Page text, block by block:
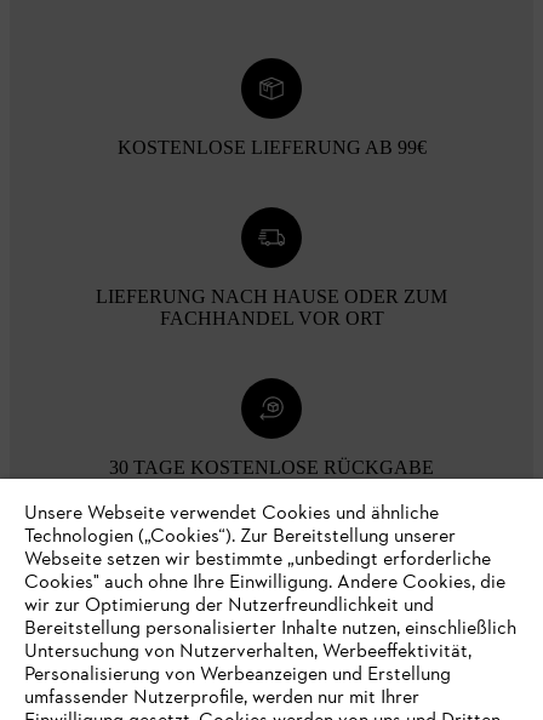
KOSTENLOSE LIEFERUNG AB 99€
LIEFERUNG NACH HAUSE ODER ZUM
FACHHANDEL VOR ORT
30 TAGE KOSTENLOSE RÜCKGABE
Zahlungsmöglichkeiten
Unsere Webseite verwendet Cookies und ähnliche
Technologien („Cookies“). Zur Bereitstellung unserer
Webseite setzen wir bestimmte „unbedingt erforderliche
Cookies" auch ohne Ihre Einwilligung. Andere Cookies, die
wir zur Optimierung der Nutzerfreundlichkeit und
Bereitstellung personalisierter Inhalte nutzen, einschließlich
Untersuchung von Nutzerverhalten, Werbeeffektivität,
Personalisierung von Werbeanzeigen und Erstellung
umfassender Nutzerprofile, werden nur mit Ihrer